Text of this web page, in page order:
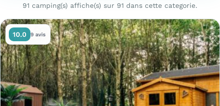
91 camping(s) affiche(s) sur 91 dans cette categorie.
10.0 9 avis